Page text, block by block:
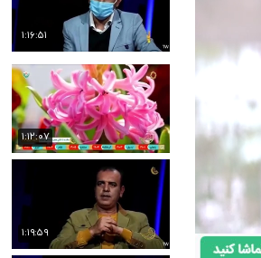
۱:۱۶:۵۱
۱:۱۲:۰۷
۱:۱۹:۵۹